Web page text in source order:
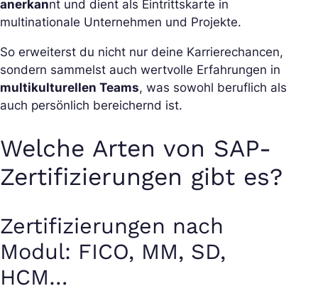
anerkannt und dient als Eintrittskarte in
multinationale Unternehmen und Projekte.
So erweiterst du nicht nur deine Karrierechancen,
sondern sammelst auch wertvolle Erfahrungen in
multikulturellen Teams, was sowohl beruflich als
auch persönlich bereichernd ist.
Welche Arten von SAP-
Zertifizierungen gibt es?
Zertifizierungen nach
Modul: FICO, MM, SD,
HCM…